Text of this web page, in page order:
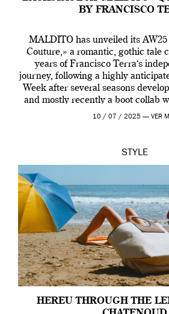
BY FRANCISCO
MALDITO has unveiled its
Couture,» a romantic, gothic tale
years of Francisco Terra‘s
journey, following a highly
Week after several seasons
and mostly recently a boot collab
Melissa. This fashion show is a
10 / 07 / 2025 — VER
STYLE
HEREU THROUGH THE